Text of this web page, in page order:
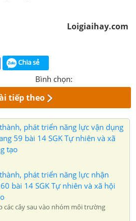
Loigiaihay.com
Chia sẻ
Bình chọn:
tiếp theo
phát triển năng lực vận dụng
59 bài 14 SGK Tự nhiên và xã
tạo
phát triển năng lực nhận
bài 14 SGK Tự nhiên và xã hội
các cây sau vào nhóm môi trường